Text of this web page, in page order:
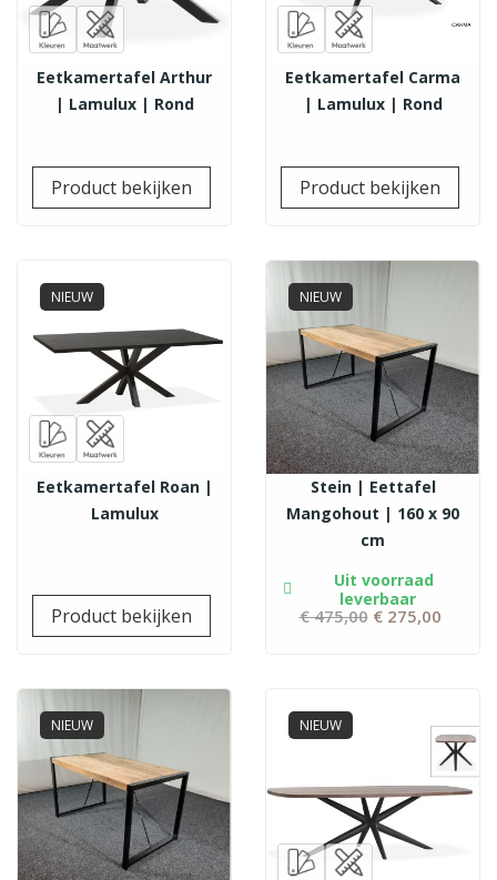
Eetkamertafel Arthur
| Lamulux | Rond
Product bekijken
Eetkamertafel Carma
| Lamulux | Rond
Product bekijken
NIEUW
Eetkamertafel Roan |
Lamulux
Product bekijken
NIEUW
Stein | Eettafel
Mangohout | 160 x 90
cm
Uit voorraad
leverbaar
Normale
€ 475,00 € 275,00
NIEUW NIEUW